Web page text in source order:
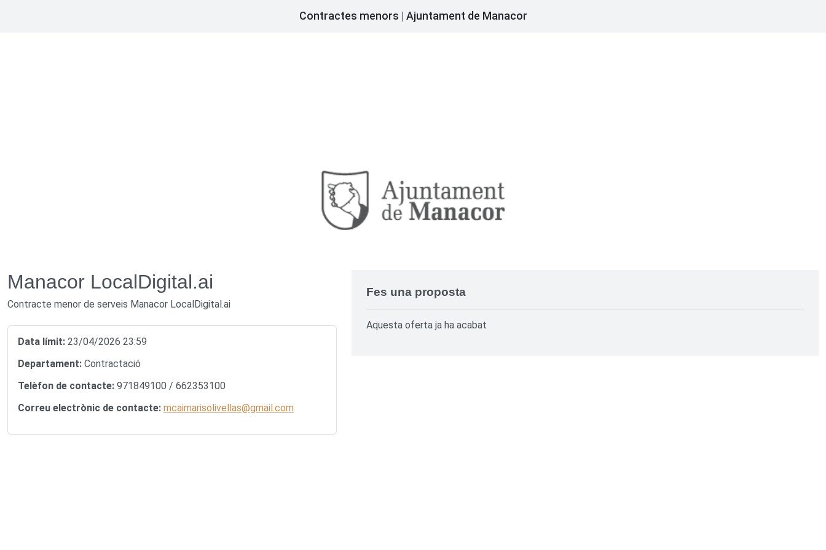
Contractes menors | Ajuntament de Manacor
Manacor LocalDigital.ai
Contracte menor de serveis Manacor LocalDigital.ai
Data límit: 23/04/2026 23:59
Departament: Contractació
Telèfon de contacte: 971849100 / 662353100
Correu electrònic de contacte: mcaimarisolivellas@gmail.com
Fes una proposta
Aquesta oferta ja ha acabat